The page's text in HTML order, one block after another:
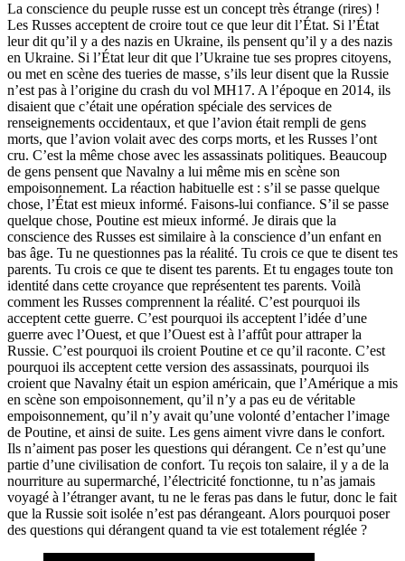
La conscience du peuple russe est un concept très étrange (rires) !
Les Russes acceptent de croire tout ce que leur dit l’État. Si l’État
leur dit qu’il y a des nazis en Ukraine, ils pensent qu’il y a des nazis
en Ukraine. Si l’État leur dit que l’Ukraine tue ses propres citoyens,
ou met en scène des tueries de masse, s’ils leur disent que la Russie
n’est pas à l’origine du crash du vol MH17. A l’époque en 2014, ils
disaient que c’était une opération spéciale des services de
renseignements occidentaux, et que l’avion était rempli de gens
morts, que l’avion volait avec des corps morts, et les Russes l’ont
cru. C’est la même chose avec les assassinats politiques. Beaucoup
de gens pensent que Navalny a lui même mis en scène son
empoisonnement. La réaction habituelle est : s’il se passe quelque
chose, l’État est mieux informé. Faisons-lui confiance. S’il se passe
quelque chose, Poutine est mieux informé. Je dirais que la
conscience des Russes est similaire à la conscience d’un enfant en
bas âge. Tu ne questionnes pas la réalité. Tu crois ce que te disent tes
parents. Tu crois ce que te disent tes parents. Et tu engages toute ton
identité dans cette croyance que représentent tes parents. Voilà
comment les Russes comprennent la réalité. C’est pourquoi ils
acceptent cette guerre. C’est pourquoi ils acceptent l’idée d’une
guerre avec l’Ouest, et que l’Ouest est à l’affût pour attraper la
Russie. C’est pourquoi ils croient Poutine et ce qu’il raconte. C’est
pourquoi ils acceptent cette version des assassinats, pourquoi ils
croient que Navalny était un espion américain, que l’Amérique a mis
en scène son empoisonnement, qu’il n’y a pas eu de véritable
empoisonnement, qu’il n’y avait qu’une volonté d’entacher l’image
de Poutine, et ainsi de suite. Les gens aiment vivre dans le confort.
Ils n’aiment pas poser les questions qui dérangent. Ce n’est qu’une
partie d’une civilisation de confort. Tu reçois ton salaire, il y a de la
nourriture au supermarché, l’électricité fonctionne, tu n’as jamais
voyagé à l’étranger avant, tu ne le feras pas dans le futur, donc le fait
que la Russie soit isolée n’est pas dérangeant. Alors pourquoi poser
des questions qui dérangent quand ta vie est totalement réglée ?